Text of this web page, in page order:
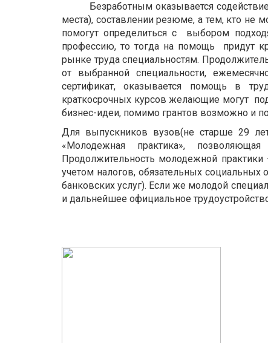
Безработным оказывается содействие
места), составлении резюме, а тем, кто не
помогут определиться с выбором
профессию, то тогда на помощь придут
рынке труда специальностям.
от выбранной специальности,
сертификат, оказывается помощь в
краткосрочных курсов желающие могут
бизнес-идеи, помимо грантов возможно и
Для выпускников вузов(не старше 29
«Молодежная практика»,
Продолжительность молодежной
учетом налогов, обязательных социальных
банковских услуг). Если же молодой
и дальнейшее официальное